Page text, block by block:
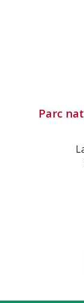
Parc